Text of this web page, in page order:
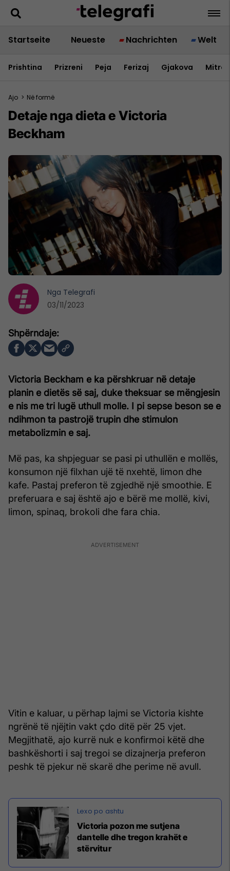
Startseite Neueste Nachrichten Welt
Prishtina Prizreni Peja Ferizaj Gjakova
Ajo > Në formë
Detaje nga dieta e Victoria
Beckham
Victoria Beckham e ka përshkruar në detaje
planin e dietës së saj, duke theksuar se mëngjesin
e nis me tri lugë uthull molle. I pi sepse beson se e
ndihmon ta pastrojë trupin dhe stimulon
metabolizmin e saj.
Më pas, ka shpjeguar se pasi pi uthullën e mollës,
konsumon një filxhan ujë të nxehtë, limon dhe
kafe. Pastaj preferon të zgjedhë një smoothie. E
preferuara e saj është ajo e bërë me mollë, kivi,
limon, spinaq, brokoli dhe fara chia.
Vitin e kaluar, u përhap lajmi se Victoria kishte
ngrënë të njëjtin vakt çdo ditë për 25 vjet.
Megjithatë, ajo kurrë nuk e konfirmoi këtë dhe
bashkëshorti i saj tregoi se dizajnerja preferon
peshk të pjekur në skarë dhe perime në avull.
Victoria pozon me sutjena
dantelle dhe tregon krahët e
stërvitur
Nga Telegrafi
03/11/2023